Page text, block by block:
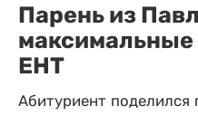
Парень из
максимальные
ЕНТ
Абитуриент поделился